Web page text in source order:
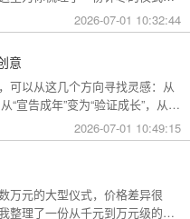
2026-07-01 10:32:44
意
可以从这几个方向寻找灵感：从
“宣告成年”变为“验证成长”，从
2026-07-01 10:49:15
万元的大型仪式，价格差异很
整理了一份从千元到万元级的费